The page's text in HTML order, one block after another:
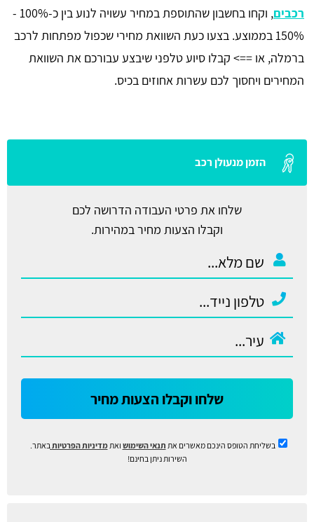
רכבים
, וקחו בחשבון שהתוספת במחיר עשויה לנוע בין כ-100% -
150% בממוצע. בצעו כעת השוואת מחירי שכפול מפתחות לרכב
ברמלה, או ==> קבלו סיוע טלפני שיבצע עבורכם את השוואת
המחירים ויחסוך לכם עשרות אחוזים בכיס.
הזמן מנעולן רכב
שלחו את פרטי העבודה הדרושה לכם
וקבלו הצעות מחיר במהירות.
שלחו וקבלו הצעות מחיר
בשליחת הטופס הינכם מאשרים את תנאי השימוש ואתמדיניות הפרטיותבאתר.
השירות ניתן בחינם!